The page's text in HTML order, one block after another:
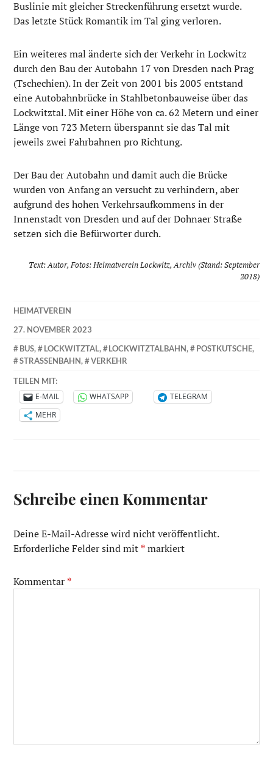
Buslinie mit gleicher Streckenführung ersetzt wurde.
Das letzte Stück Romantik im Tal ging verloren.
Ein weiteres mal änderte sich der Verkehr in Lockwitz
durch den Bau der Autobahn 17 von Dresden nach Prag
(Tschechien). In der Zeit von 2001 bis 2005 entstand
eine Autobahnbrücke in Stahlbetonbauweise über das
Lockwitztal. Mit einer Höhe von ca. 62 Metern und einer
Länge von 723 Metern überspannt sie das Tal mit
jeweils zwei Fahrbahnen pro Richtung.
Der Bau der Autobahn und damit auch die Brücke
wurden von Anfang an versucht zu verhindern, aber
aufgrund des hohen Verkehrsaufkommens in der
Innenstadt von Dresden und auf der Dohnaer Straße
setzen sich die Befürworter durch.
Text: Autor, Fotos: Heimatverein Lockwitz, Archiv (Stand: September
2018)
HEIMATVEREIN
27. NOVEMBER 2023
BUS, LOCKWITZTAL, LOCKWITZTALBAHN, POSTKUTSCHE,
STRASSENBAHN
, VERKEHR
TEILEN MIT:
E-MAIL WHATSAPP
TELEGRAM
MEHR
Schreibe einen Kommentar
Deine E-Mail-Adresse wird nicht veröffentlicht.
Erforderliche Felder sind mit *markiert
Kommentar *